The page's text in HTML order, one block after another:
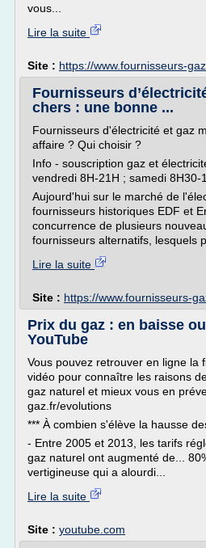
vous...
Lire la suite
Site : https://www.fournisseurs-
Fournisseurs
chers : une bonne ...
Fournisseurs d'électricité et gaz
affaire ? Qui choisir ?
Info - souscription gaz et
vendredi 8H-21H ; samedi 8H30-
Aujourd'hui sur le marché de
fournisseurs historiques EDF et
concurrence de plusieurs
fournisseurs alternatifs, lesquels
Lire la suite
Site : https://www.fournisseurs-
Prix du gaz : en baisse
YouTube
Vous pouvez retrouver en ligne la
vidéo pour connaître les raisons
gaz naturel et mieux vous en
gaz.fr/evolutions
*** À combien s'élève la hausse
- Entre 2005 et 2013, les tarifs
gaz naturel ont augmenté de...
vertigineuse qui a alourdi...
Lire la suite
Site : youtube.com